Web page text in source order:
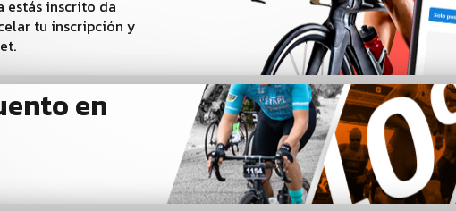
estás inscrito da
tu inscripción y
en